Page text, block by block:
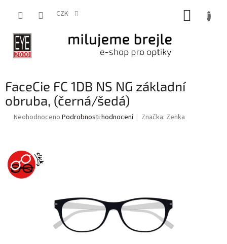
CZK
FaceCie FC 1DB NS NG základní
obruba, (černá/šedá)
Průměrné
0,0
z
5
Neohodnoceno Podrobnosti hodnocení Značka: Zenka